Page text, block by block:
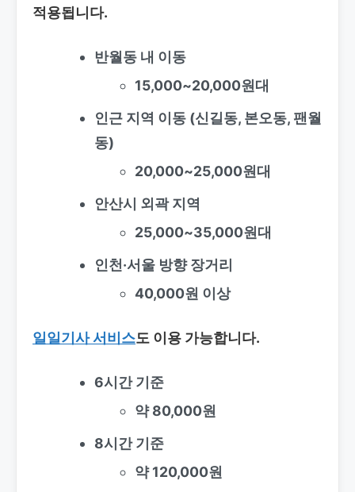
적용됩니다.
반월동 내 이동
15,000~20,000원대
인근 지역 이동(신길동, 본오동, 팬월
동)
20,000~25,000원대
안산시 외곽 지역
25,000~35,000원대
인천·서울 방향 장거리
40,000원 이상
일일기사 서비스도 이용 가능합니다.
6시간 기준
약 80,000원
8시간 기준
약 120,000원